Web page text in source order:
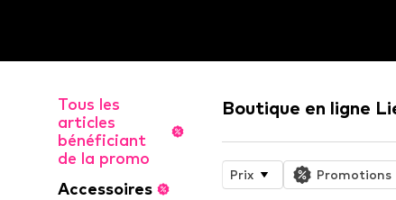
Tous les
articles
bénéficiant
de la promo
Accessoires
Boutique en ligne
Prix Promotions